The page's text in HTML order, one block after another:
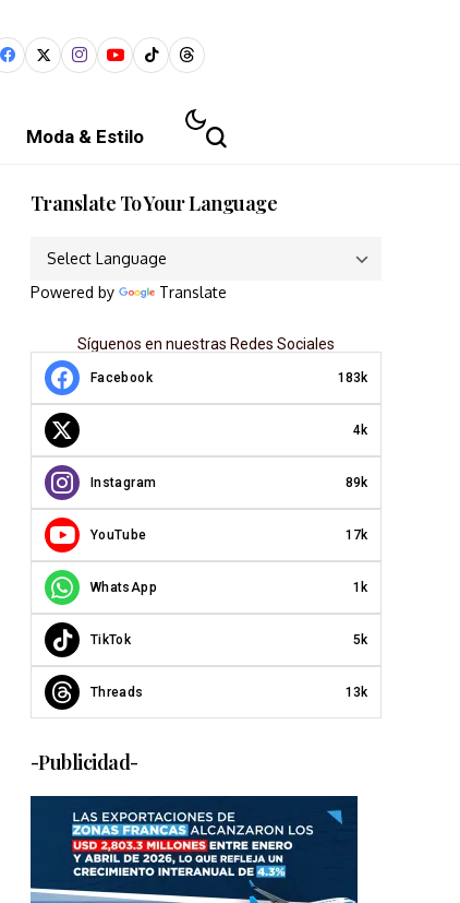
Moda & Estilo
Translate To Your Language
Powered by Translate
Síguenos en nuestras Redes Sociales
Facebook 183k
4k
Instagram 89k
YouTube 17k
WhatsApp 1k
TikTok 5k
Threads 13k
-Publicidad-